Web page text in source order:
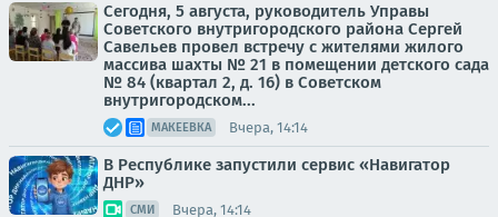
Сегодня, 5 августа, руководитель Управы
Советского внутригородского района Сергей
Савельев провел встречу с жителями жилого
массива шахты № 21 в помещении детского сада
№ 84 (квартал 2, д. 16) в Советском
внутригородском...
МАКЕЕВКА Вчера, 14:14
В Республике запустили сервис «Навигатор
ДНР»
СМИ Вчера, 14:14